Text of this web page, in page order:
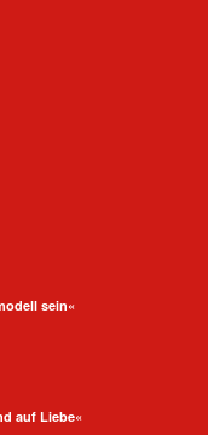
sein«
auf Liebe«